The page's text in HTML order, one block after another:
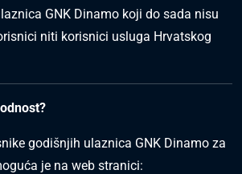
GNK Dinamo koji do sada nisu
niti korisnici usluga Hrvatskog
godišnjih ulaznica GNK Dinamo za
je na web stranici: